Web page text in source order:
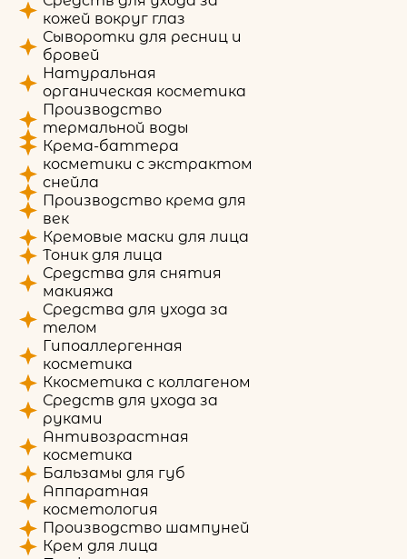
кожей вокруг глаз
Сыворотки для ресниц и
бровей
Натуральная
органическая косметика
Производство
термальной воды
Крема-баттера
косметики с экстрактом
снейла
Производство крема для
век
Кремовые маски для лица
Тоник для лица
Средства для снятия
макияжа
Средства для ухода за
телом
Гипоаллергенная
косметика
Ккосметика с коллагеном
Средств для ухода за
руками
Антивозрастная
косметика
Бальзамы для губ
Аппаратная
косметология
Производство шампуней
Крем для лица